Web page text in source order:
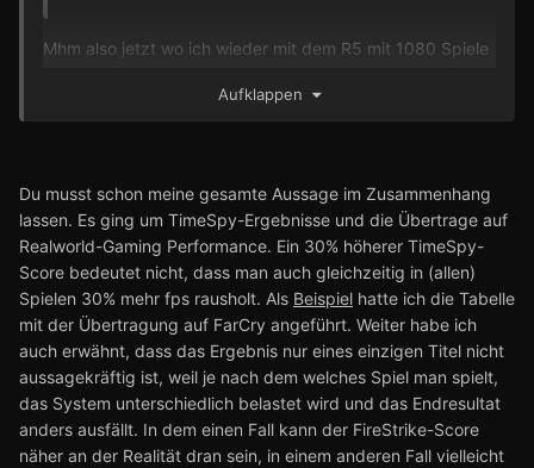
Mhm also jetzt wo ich wieder mit dem R5 mit 1080 Spiele
Aufklappen
Du musst schon meine gesamte Aussage im Zusammenhang
lassen. Es ging um TimeSpy-Ergebnisse und die Übertrage auf
Realworld-Gaming Performance. Ein 30% höherer TimeSpy-
Score bedeutet nicht, dass man auch gleichzeitig in (allen)
Spielen 30% mehr fps rausholt. Als Beispiel hatte ich die Tabelle
mit der Übertragung auf FarCry angeführt. Weiter habe ich
auch erwähnt, dass das Ergebnis nur eines einzigen Titel nicht
aussagekräftig ist, weil je nach dem welches Spiel man spielt,
das System unterschiedlich belastet wird und das Endresultat
anders ausfällt. In dem einen Fall kann der FireStrike-Score
näher an der Realität dran sein, in einem anderen Fall vielleicht